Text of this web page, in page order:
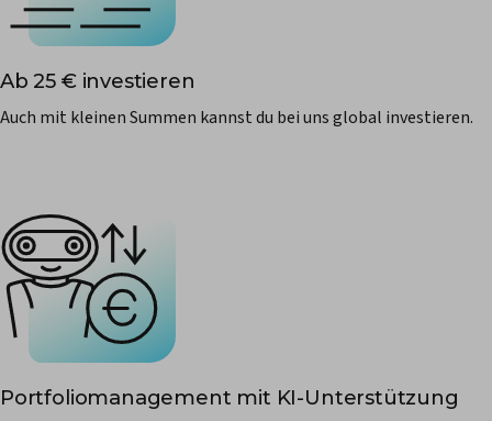
Ab 25 € investieren
Auch mit kleinen Summen kannst du bei uns global investieren.
Portfoliomanagement mit KI-Unterstützung